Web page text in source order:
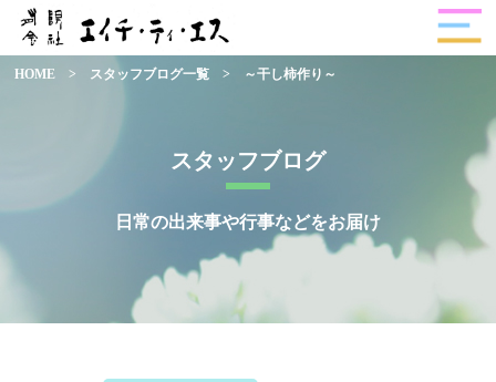
スタッフブログ
日常の出来事や行事などをお届け
HOME > スタッフブログ一覧 > ～干し柿作り～